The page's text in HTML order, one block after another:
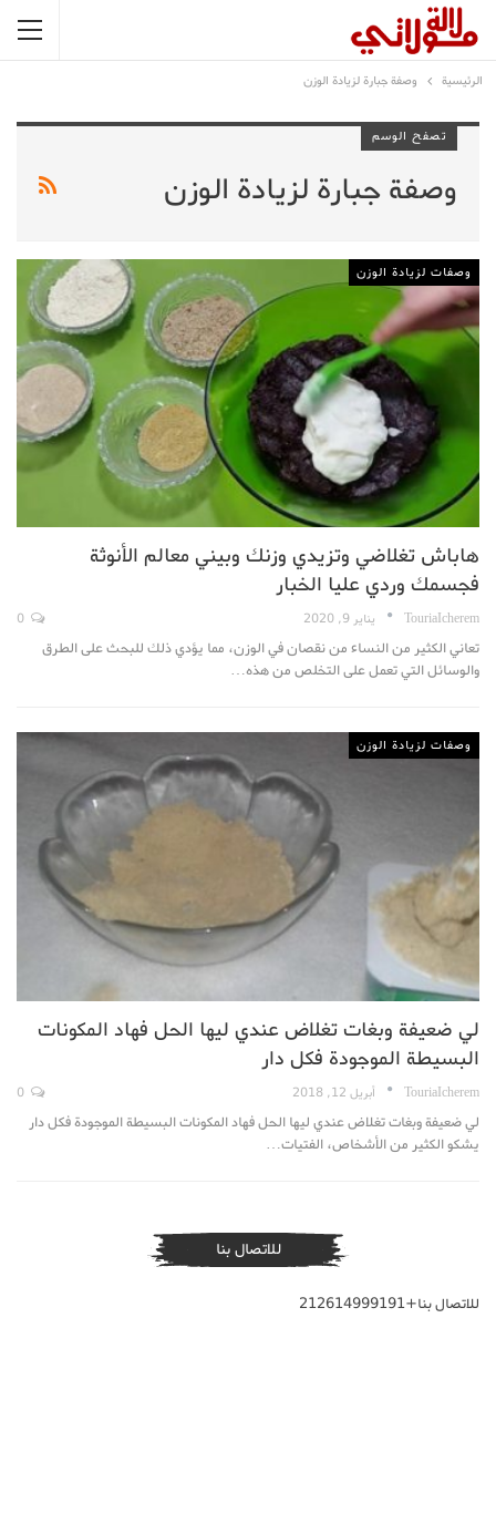
الرئيسية وصفة جبارة لزيادة الوزن
تصفح الوسم
وصفة جبارة لزيادة الوزن
وصفات لزيادة الوزن
هاباش تغلاضي وتزيدي وزنك وبيني معالم الأنوثة
فجسمك وردي عليا الخبار
TouriaIcherem يناير 9, 2020
تعاني الكثير من النساء من نقصان في الوزن، مما يؤدي ذلك للبحث على الطرق
والوسائل التي تعمل على التخلص من هذه…
وصفات لزيادة الوزن
لي ضعيفة وبغات تغلاض عندي ليها الحل فهاد المكونات
البسيطة الموجودة فكل دار
TouriaIcherem أبريل 12, 2018
لي ضعيفة وبغات تغلاض عندي ليها الحل فهاد المكونات البسيطة الموجودة فكل دار
يشكو الكثير من الأشخاص، الفتيات…
للاتصال بنا
للاتصال بنا+212614999191